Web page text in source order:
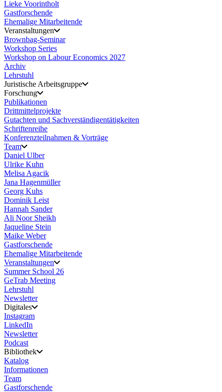
Lieke Voorintholt
Gastforschende
Ehemalige Mitarbeitende
Veranstaltungen
Brownbag-Seminar
Workshop Series
Workshop on Labour Economics 2027
Archiv
Lehrstuhl
Juristische Arbeitsgruppe
Forschung
Publikationen
Drittmittelprojekte
Gutachten und Sachverständigentätigkeiten
Schriftenreihe
Konferenzteilnahmen & Vorträge
Team
Daniel Ulber
Ulrike Kuhn
Melisa Agacik
Jana Hagenmüller
Georg Kuhs
Dominik Leist
Hannah Sander
Ali Noor Sheikh
Jaqueline Stein
Maike Weber
Gastforschende
Ehemalige Mitarbeitende
Veranstaltungen
Summer School 26
GeTrab Meeting
Lehrstuhl
Newsletter
Digitales
Instagram
LinkedIn
Newsletter
Podcast
Bibliothek
Katalog
Informationen
Team
Gastforschende